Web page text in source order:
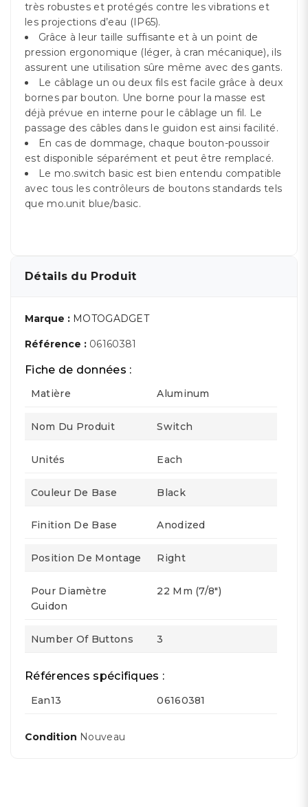
très robustes et protégés contre les vibrations et
les projections d’eau (IP65).
Grâce à leur taille suffisante et à un point de
pression ergonomique (léger, à cran mécanique), ils
assurent une utilisation sûre même avec des gants.
Le câblage un ou deux fils est facile grâce à deux
bornes par bouton. Une borne pour la masse est
déjà prévue en interne pour le câblage un fil. Le
passage des câbles dans le guidon est ainsi facilité.
En cas de dommage, chaque bouton-poussoir
est disponible séparément et peut être remplacé.
Le mo.switch basic est bien entendu compatible
avec tous les contrôleurs de boutons standards tels
que mo.unit blue/basic.
Détails du Produit
Marque : MOTOGADGET
Référence : 06160381
Fiche de données :
Matière Aluminum
Nom Du Produit Switch
Unités Each
Couleur De Base Black
Finition De Base Anodized
Position De Montage Right
Pour Diamètre
Guidon
22 Mm (7/8")
Number Of Buttons 3
Références spécifiques :
Ean13 06160381
Condition Nouveau